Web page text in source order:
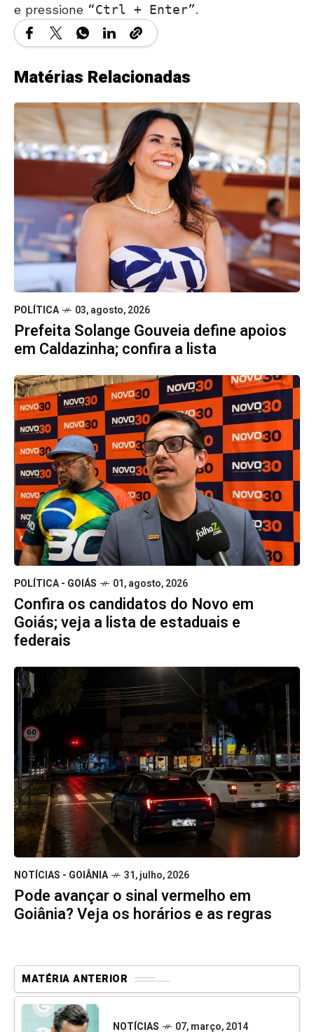
e pressione
Ctrl + Enter .
Matérias Relacionadas
POLÍTICA 03, agosto, 2026
Prefeita Solange Gouveia define apoios
em Caldazinha; confira a lista
POLÍTICA - GOIÁS 01, agosto, 2026
Confira os candidatos do Novo em
Goiás; veja a lista de estaduais e
federais
NOTÍCIAS - GOIÂNIA 31, julho, 2026
Pode avançar o sinal vermelho em
Goiânia? Veja os horários e as regras
MATÉRIA ANTERIOR
NOTÍCIAS 07, março, 2014